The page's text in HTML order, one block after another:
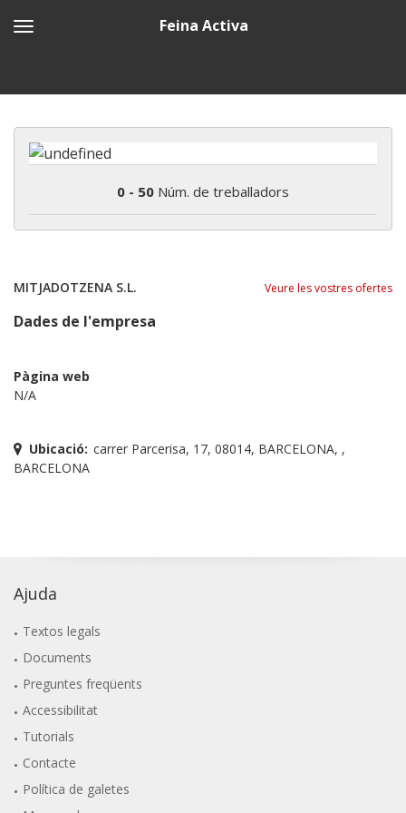
Feina Activa
0 - 50 Núm. de treballadors
MITJADOTZENA S.L. Veure les vostres ofertes
Dades de l'empresa
Pàgina web
N/A
Ubicació: carrer Parcerisa, 17, 08014, BARCELONA, ,
BARCELONA
Ajuda
Textos legals
Documents
Preguntes freqüents
Accessibilitat
Tutorials
Contacte
Política de galetes